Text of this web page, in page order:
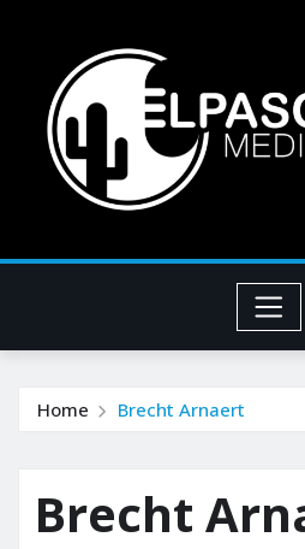
Home Brecht Arnaert
Brecht